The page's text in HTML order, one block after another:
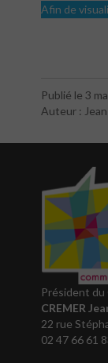
Afin de
Publié le 3
Auteur :
Président du
CREMER
22 rue
02 47 66 61